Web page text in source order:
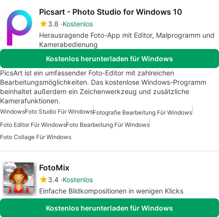
Picsart - Photo Studio for Windows 10
3.8 Kostenlos
Herausragende Foto-App mit Editor, Malprogramm und
Kamerabedienung
Kostenlos herunterladen für Windows
PicsArt ist ein umfassender Foto-Editor mit zahlreichen
Bearbeitungsmöglichkeiten. Das kostenlose Windows-Programm
beinhaltet außerdem ein Zeichenwerkzeug und zusätzliche
Kamerafunktionen.
WindowsFoto Studio Für WindowsFotografie Bearbeitung Für Windows
Foto Editor Für WindowsFoto Bearbeitung Für Windows
Foto Collage Für Windows
FotoMix
3.4 Kostenlos
Einfache Bildkompositionen in wenigen Klicks
Kostenlos herunterladen für Windows